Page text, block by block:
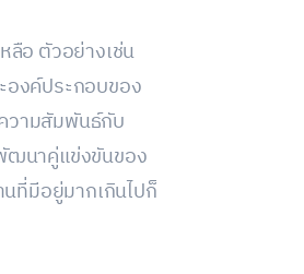
ลือ ตัวอย่างเช่น
องค์ประกอบของ
วามสัมพันธ์กับ
ฒนาคู่แข่งขันของ
ที่มีอยู่มากเกินไปก็